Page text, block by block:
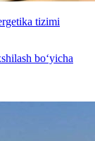
tizimi
bo‘yicha